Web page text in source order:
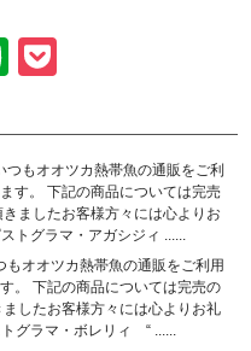
Evernote
つもオオツカ熱帯魚の通販をご利
す。 下記の商品については完売
ましたお客様方々には心よりお
トグラマ・アガシジィ ......
もオオツカ熱帯魚の通販をご利用
。 下記の商品については完売の
したお客様方々には心よりお礼
グラマ・ボレリィ “ ......